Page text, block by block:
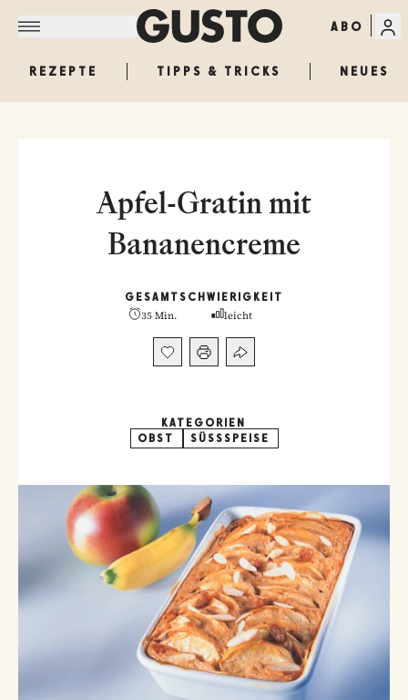
ABO
REZEPTE TIPPS & TRICKS NEUES
Apfel-Gratin mit
Bananencreme
GESAMT
35 Min.
SCHWIERIGKEIT
leicht
KATEGORIEN
OBST
SÜSSSPEISE